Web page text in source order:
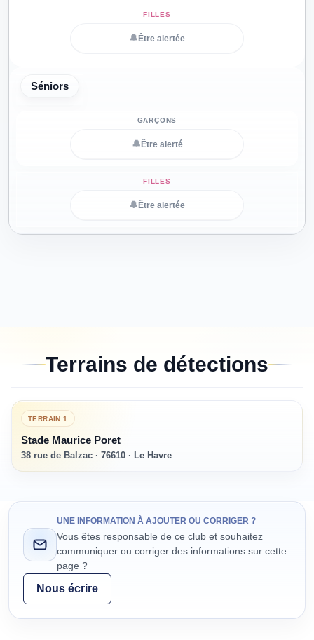
Terrains de détections
TERRAIN1
Stade Maurice Poret
38 rue de Balzac · 76610 · Le Havre
🔔 Être alertée
Séniors
🔔 Être alerté
🔔 Être alertée
UNE INFORMATION À AJOUTER OU CORRIGER ?
Vous êtes responsable de ce club et souhaitez
communiquer ou corriger des informations sur cette
page ?
Nous écrire